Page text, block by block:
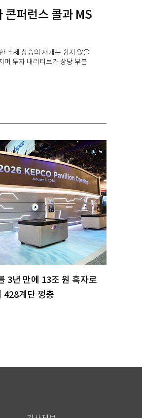
콘퍼런스 콜과 MS
추세 상승의 재개는 쉽지 않을
며 투자 내러티브가 상당 부분
3년 만에 13조 원 흑자로
계단 껑충